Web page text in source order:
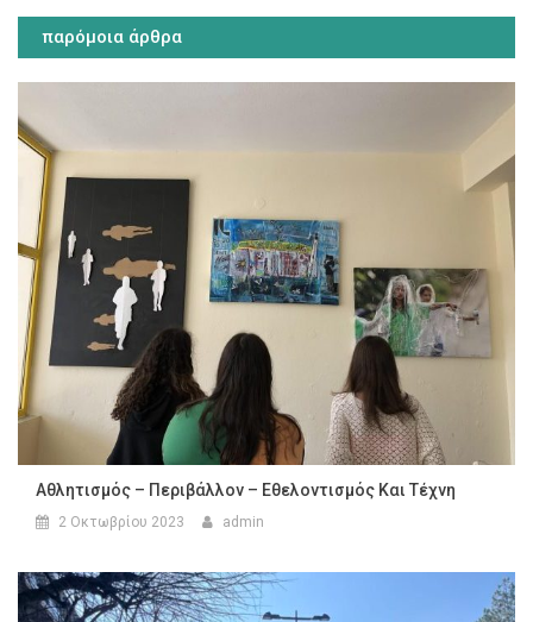
άρθρων
παρόμοια άρθρα
Αθλητισμός – Περιβάλλον – Εθελοντισμός Και Τέχνη
2 Οκτωβρίου 2023 admin